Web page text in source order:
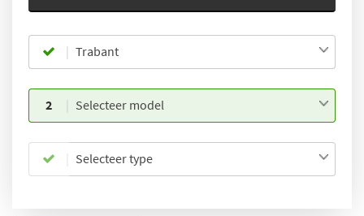
Trabant
2 Selecteer model
Selecteer type